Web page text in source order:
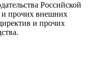
Российской
и прочих внешних
и прочих